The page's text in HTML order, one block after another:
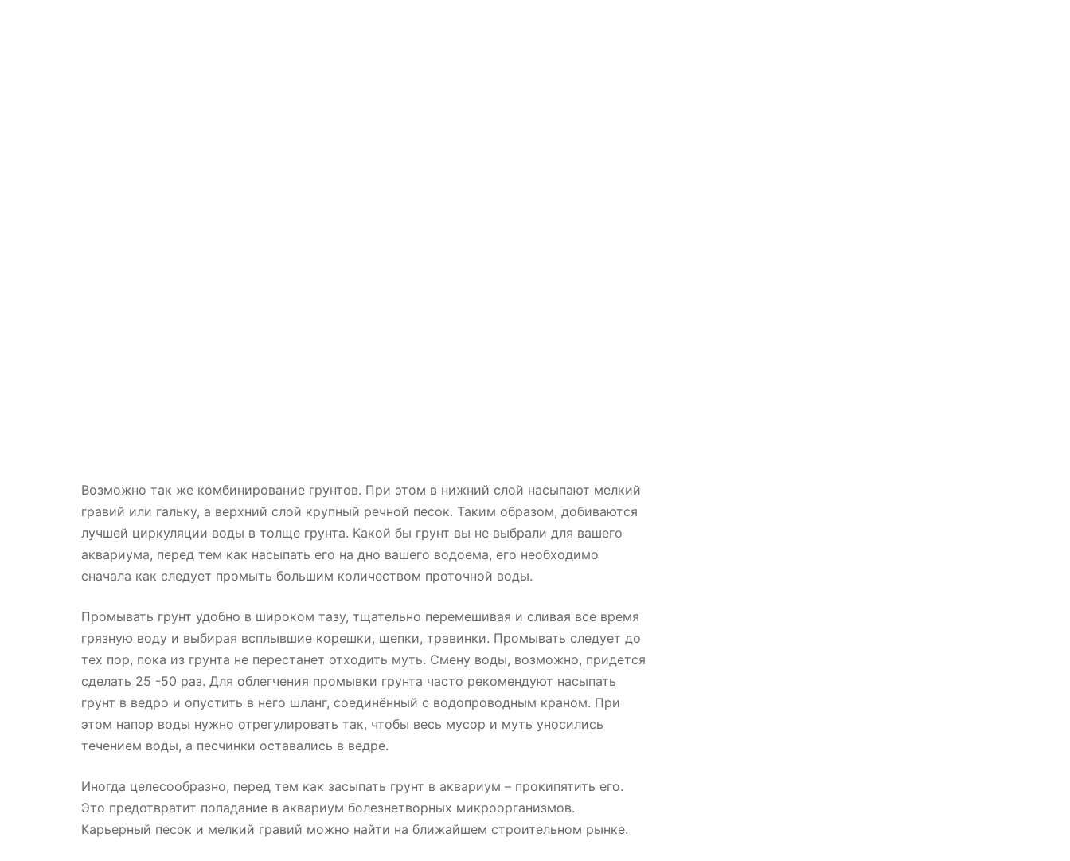
Возможно так же комбинирование грунтов. При этом в нижний слой насыпают мелкий
гравий или гальку, а верхний слой крупный речной песок. Таким образом, добиваются
лучшей циркуляции воды в толще грунта. Какой бы грунт вы не выбрали для вашего
аквариума, перед тем как насыпать его на дно вашего водоема, его необходимо
сначала как следует промыть большим количеством проточной воды.
Промывать грунт удобно в широком тазу, тщательно перемешивая и сливая все время
грязную воду и выбирая всплывшие корешки, щепки, травинки. Промывать следует до
тех пор, пока из грунта не перестанет отходить муть. Смену воды, возможно, придется
сделать 25 -50 раз. Для облегчения промывки грунта часто рекомендуют насыпать
грунт в ведро и опустить в него шланг, соединённый с водопроводным краном. При
этом напор воды нужно отрегулировать так, чтобы весь мусор и муть уносились
течением воды, а песчинки оставались в ведре.
Иногда целесообразно, перед тем как засыпать грунт в аквариум – прокипятить его.
Это предотвратит попадание в аквариум болезнетворных микроорганизмов.
Карьерный песок и мелкий гравий можно найти на ближайшем строительном рынке.